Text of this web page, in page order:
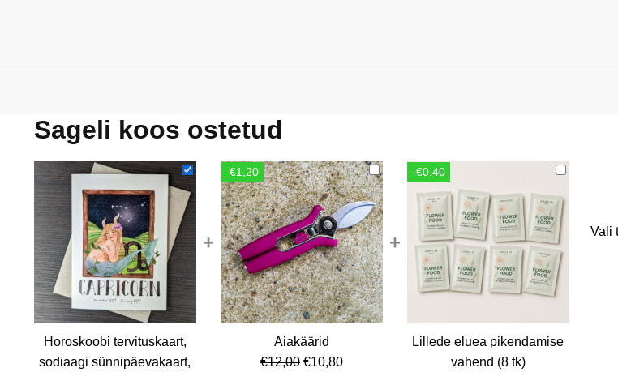
Sageli koos ostetud
Horoskoobi tervituskaart,
sodiaagi sünnipäevakaart,
+
-€1,20
Aiakäärid
€12,00 Algne
€10,80Current
+
-€0,40
Lillede eluea pikendamise
vahend (8 tk)
Vali